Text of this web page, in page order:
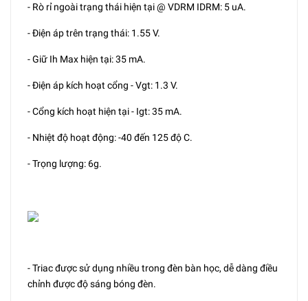
- Rò rỉ ngoài trạng thái hiện tại @ VDRM IDRM: 5 uA.
- Điện áp trên trạng thái: 1.55 V.
- Giữ Ih Max hiện tại: 35 mA.
- Điện áp kích hoạt cổng - Vgt: 1.3 V.
- Cổng kích hoạt hiện tại - Igt: 35 mA.
- Nhiệt độ hoạt động: -40 đến 125 độ C.
- Trọng lượng: 6g.
- Triac được sử dụng nhiều trong đèn bàn học, dễ dàng điều
chỉnh được độ sáng bóng đèn.